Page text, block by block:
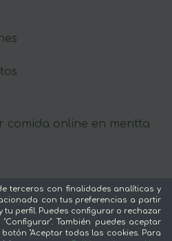
comida online en mentta
terceros con finalidades analíticas y
con tus preferencias a partir
tu perfil. Puedes configurar o rechazar
También puedes aceptar
"Aceptar todas las cookies. Para